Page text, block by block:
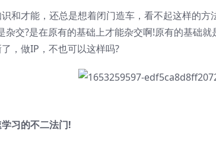
和才能，还总是想着闭门造车，看不起这样的
杂交?是在原有的基础上才能杂交啊!原有的基础
，做IP，不也可以这样吗?
习的不二法门!